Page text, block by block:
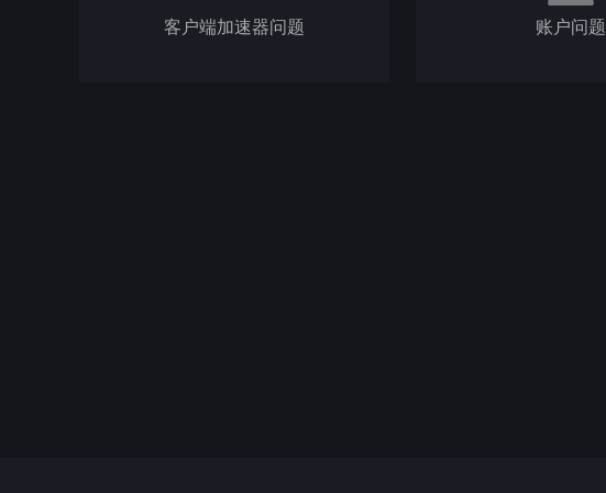
客户端加速器问题 账户问题